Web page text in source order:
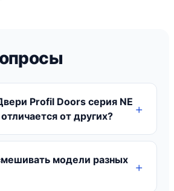
Profil Doors серия NE
от других?
модели разных